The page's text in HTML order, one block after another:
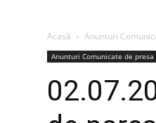
Acasă Anunturi
Anunturi Comunicate de presa